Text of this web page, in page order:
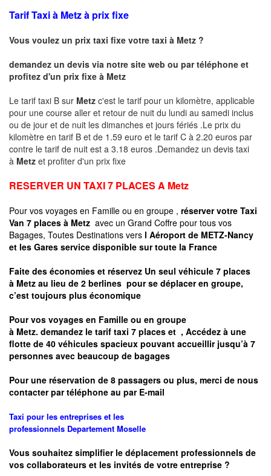
Tarif Taxi à Metz à prix fixe
Vous voulez un prix taxi fixe votre taxi à Metz ?
demandez un devis via notre site web ou par téléphone et
profitez d'un prix fixe à Metz
Le tarif taxi B sur Metz c'est le tarif pour un kilomètre, applicable
pour une course aller et retour de nuit du lundi au samedi inclus
ou de jour et de nuit les dimanches et jours fériés .Le prix du
kilomètre en tarif B et de 1.59 euro et le tarif C à 2.20 euros par
contre le tarif de nuit est a 3.18 euros .Demandez un devis taxi
à Metz et profiter d'un prix fixe
RESERVER UN TAXI 7 PLACES A Metz
Pour vos voyages en Famille ou en groupe , réserver votre Taxi
Van 7 places à Metz avec un Grand Coffre pour tous vos
Bagages, Toutes Destinations vers l Aéroport de METZ-Nancy
et les Gares service disponible sur toute la France
Faite des économies et réservez Un seul véhicule 7 places
à Metz au lieu de 2 berlines pour se déplacer en groupe,
c’est toujours plus économique
Pour vos voyages en Famille ou en groupe
à Metz. demandez le tarif taxi 7 places et , Accédez à une
flotte de 40 véhicules spacieux pouvant accueillir jusqu’à 7
personnes avec beaucoup de bagages
Pour une réservation de 8 passagers ou plus, merci de nous
contacter par téléphone au par E-mail
Taxi pour les entreprises et les
professionnels Departement Moselle
Vous souhaitez simplifier le déplacement professionnels de
vos collaborateurs et les invités de votre entreprise ?